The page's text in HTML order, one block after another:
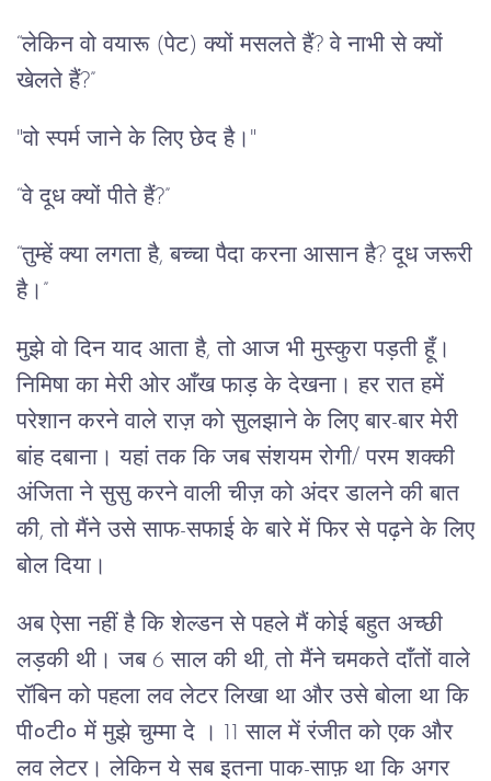
“लेकिन वो वयारू (पेट) क्यों मसलते हैं? वे नाभी से क्यों
खेलते हैं?”
"वो स्पर्म जाने के लिए छेद है।"
“वे दूध क्यों पीते हैं?”
“तुम्हें क्या लगता है, बच्चा पैदा करना आसान है? दूध जरूरी
है।”
मुझे वो दिन याद आता है, तो आज भी मुस्कुरा पड़ती हूँ।
निमिषा का मेरी ओर आँख फाड़ के देखना। हर रात हमें
परेशान करने वाले राज़ को सुलझाने के लिए बार-बार मेरी
बांह दबाना। यहां तक कि जब संशयम रोगी/ परम शक्की
अंजिता ने सुसु करने वाली चीज़ को अंदर डालने की बात
की, तो मैंने उसे साफ-सफाई के बारे में फिर से पढ़ने के लिए
बोल दिया।
अब ऐसा नहीं है कि शेल्डन से पहले मैं कोई बहुत अच्छी
लड़की थी। जब 6 साल की थी, तो मैंने चमकते दाँतों वाले
रॉबिन को पहला लव लेटर लिखा था और उसे बोला था कि
पी०टी० में मुझे चुम्मा दे । 11 साल में रंजीत को एक और
लव लेटर। लेकिन ये सब इतना पाक-साफ़ था कि अगर